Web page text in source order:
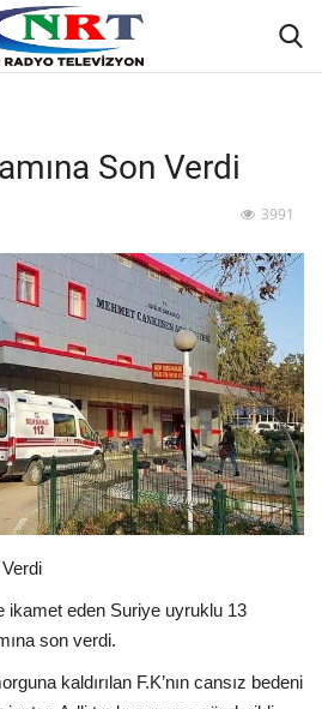
Son Verdi
3991
ikamet eden Suriye uyruklu 13
son verdi.
kaldırılan F.K’nın cansız bedeni